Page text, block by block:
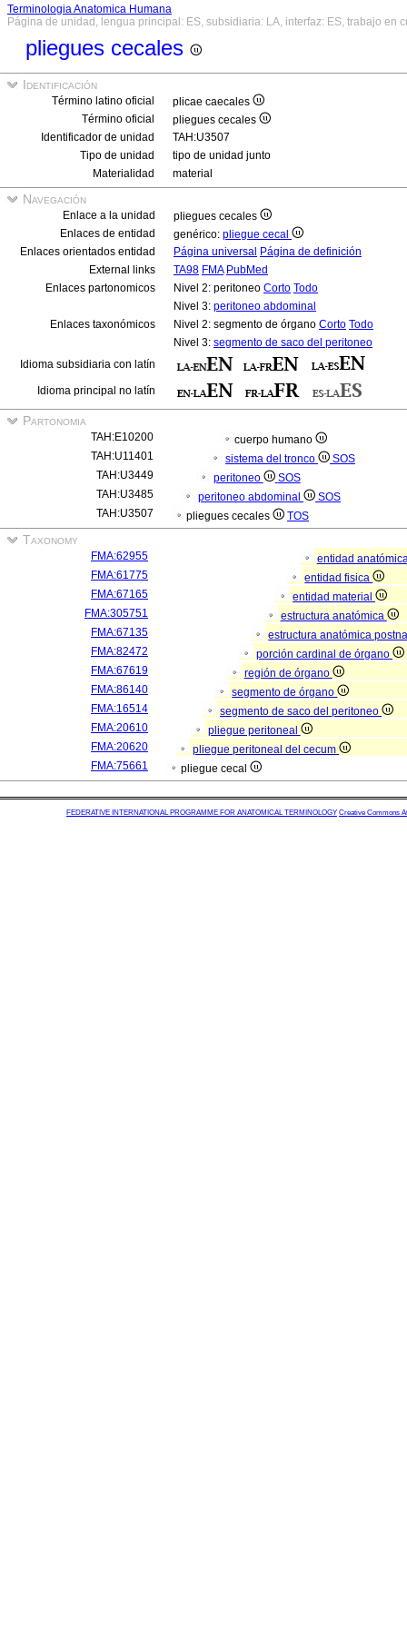
Terminologia Anatomica Humana
Página de unidad, lengua principal: ES, subsidiaria: LA, interfaz: ES, trabajo en
pliegues cecales
Identificación
Término latino oficial
plicae caecales
Término oficial
pliegues cecales
Identificador de unidad
TAH:U3507
Tipo de unidad
tipo de unidad junto
Materialidad
material
Navegación
Enlace a la unidad
pliegues cecales
Enlaces de entidad
genérico: pliegue cecal
Enlaces orientados entidad
Página universal Página de definición
External links
TA98 FMA PubMed
Enlaces partonomicos
Nivel 2: peritoneo Corto Todo
Nivel 3: peritoneo abdominal
Enlaces taxonómicos
Nivel 2: segmento de órgano Corto Todo
Nivel 3: segmento de saco del peritoneo
Idioma subsidiaria con latín
Idioma principal no latín
Partonomia
TAH:E10200
cuerpo humano
TAH:U11401
sistema del tronco
SOS
TAH:U3449
peritoneo
SOS
TAH:U3485
peritoneo abdominal
SOS
TAH:U3507
pliegues cecales TOS
Taxonomy
FMA:62955
entidad
FMA:61775
entidad fisica
FMA:67165
entidad material
FMA:305751
estructura anatómica
FMA:67135
estructura anatómica
FMA:82472
porción cardinal de órgano
FMA:67619
región de órgano
FMA:86140
segmento de órgano
FMA:16514
segmento de saco del peritoneo
FMA:20610
pliegue peritoneal
FMA:20620
pliegue peritoneal del cecum
FMA:75661
pliegue cecal
FEDERATIVE INTERNATIONAL PROGRAMME FOR ANATOMICAL TERMINOLOGY Creative Commons